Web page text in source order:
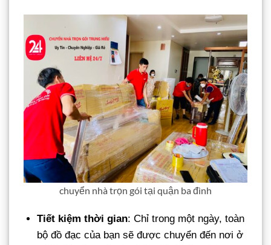
chuyển nhà trọn gói tại quận ba đình
Tiết kiệm thời gian: Chỉ trong một ngày, toàn
bộ đồ đạc của bạn sẽ được chuyển đến nơi ở